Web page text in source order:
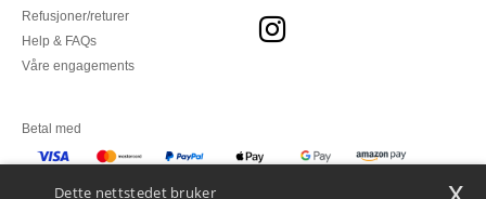
Refusjoner/returer
Help & FAQs
Våre engagements
Betal med
Dette nettstedet bruker